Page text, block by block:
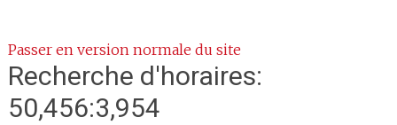
Passer en version normale du site
Recherche d'horaires:
50,456:3,954